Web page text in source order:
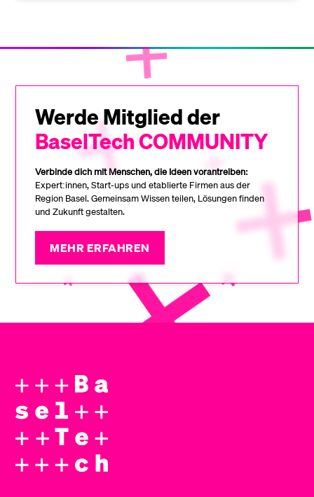
Werde Mitglied der
BaselTech COMMUNITY
Verbinde dich mit Menschen, die Ideen vorantreiben:
Expert:innen, Start-ups und etablierte Firmen aus der
Region Basel. Gemeinsam Wissen teilen, Lösungen finden
und Zukunft gestalten.
MEHR ERFAHREN